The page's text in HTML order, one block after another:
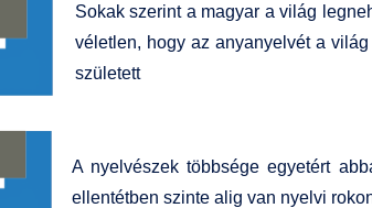
Sokak szerint a magyar a világ
véletlen, hogy az anyanyelvét a
született
A nyelvészek többsége egyetért
ellentétben szinte alig van nyelvi